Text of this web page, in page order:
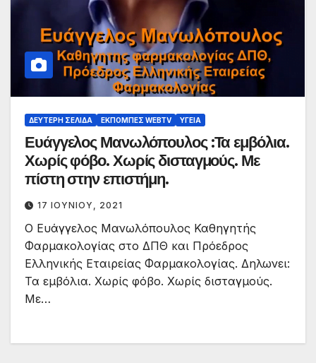
ΔΕΎΤΕΡΗ ΣΕΛΊΔΑ ΕΚΠΟΜΠΈΣ WEBTV ΥΓΕΊΑ
Ευάγγελος Μανωλόπουλος :Τα εμβόλια.
Χωρίς φόβο. Χωρίς δισταγμούς. Με
πίστη στην επιστήμη.
17 ΙΟΥΝΊΟΥ, 2021
Ο Ευάγγελος Μανωλόπουλος Καθηγητής
Φαρμακολογίας στο ΔΠΘ και Πρόεδρος
Ελληνικής Εταιρείας Φαρμακολογίας. Δηλωνει:
Τα εμβόλια. Χωρίς φόβο. Χωρίς δισταγμούς.
Με…